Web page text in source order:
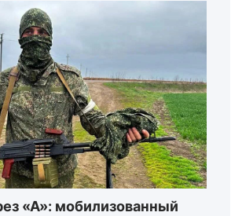
«А»: мобилизованный